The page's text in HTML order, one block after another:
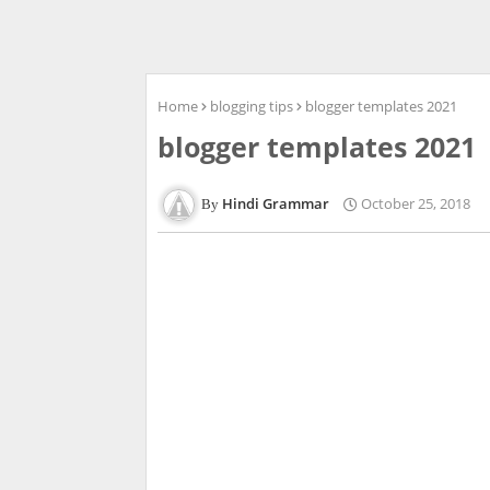
Home blogging tips blogger templates 2021
blogger templates 2021
Hindi Grammar October 25, 2018